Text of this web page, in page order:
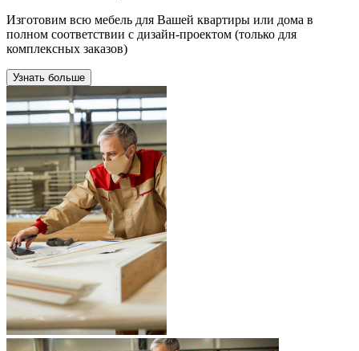
Изготовим всю мебель для Вашей квартиры или дома в
полном соответствии с дизайн-проектом (только для
комплексных заказов)
Узнать больше